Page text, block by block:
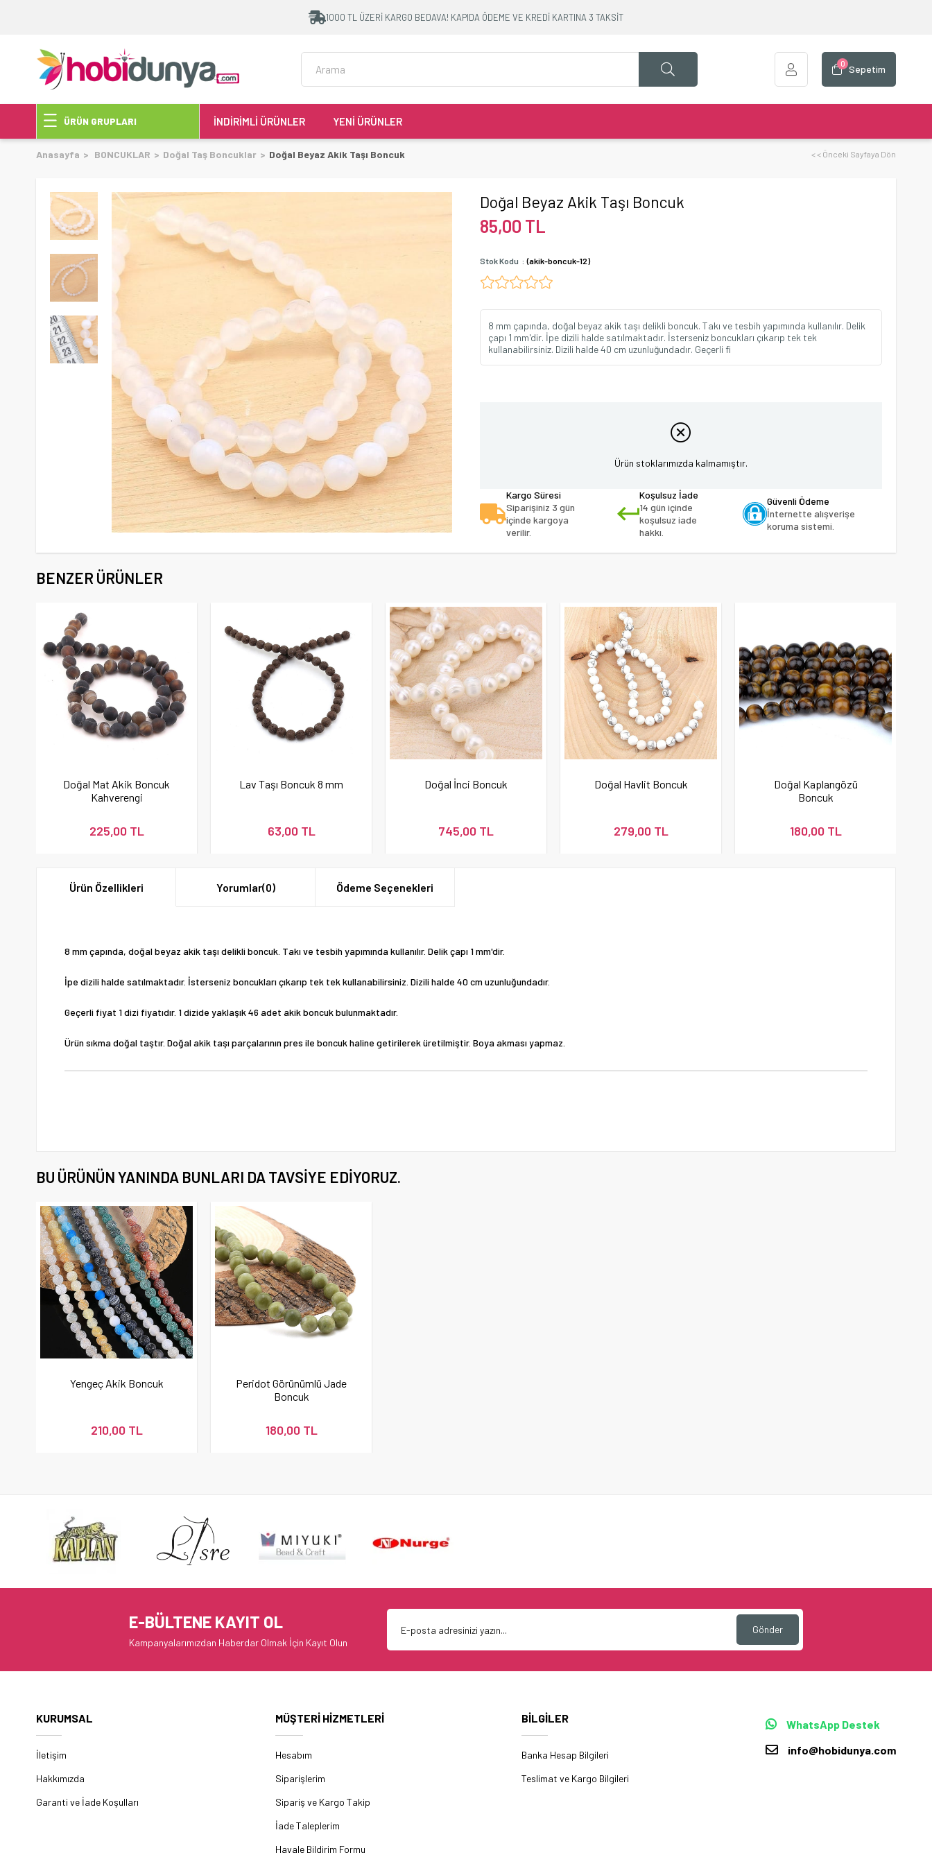
1000 TL ÜZERİ KARGO BEDAVA! KAPIDA ÖDEME VE KREDİ KARTINA 3 TAKSİT
Sepetim
0
ÜRÜN GRUPLARI İNDİRİMLİ ÜRÜNLER YENİ ÜRÜNLER
Anasayfa BONCUKLAR Doğal Taş Boncuklar Doğal Beyaz Akik Taşı Boncuk < < Önceki Sayfaya Dön
Doğal Beyaz Akik Taşı Boncuk
85,00 TL
Stok Kodu (akik-boncuk-12)
8 mm çapında, doğal beyaz akik taşı delikli boncuk. Takı ve tesbih yapımında kullanılır. Delik
çapı 1 mm'dir. İpe dizili halde satılmaktadır. İsterseniz boncukları çıkarıp tek tek
kullanabilirsiniz. Dizili halde 40 cm uzunluğundadır. Geçerli fi
Ürün stoklarımızda kalmamıştır.
Kargo Süresi
Siparişiniz 3 gün
içinde kargoya
verilir.
Koşulsuz İade
14 gün içinde
koşulsuz iade
hakkı.
Güvenli Ödeme
İnternette alışverişe
koruma sistemi.
BENZER ÜRÜNLER
Doğal Mat Akik Boncuk
Kahverengi
225,00 TL
Lav Taşı Boncuk 8 mm
63,00 TL
Doğal İnci Boncuk
745,00 TL
Doğal Havlit Boncuk
279,00 TL
Doğal Kaplangözü
Boncuk
180,00 TL
Ürün Özellikleri Yorumlar(0) Ödeme Seçenekleri
8 mm çapında, doğal beyaz akik taşı delikli boncuk. Takı ve tesbih yapımında kullanılır. Delik çapı 1 mm'dir.
İpe dizili halde satılmaktadır. İsterseniz boncukları çıkarıp tek tek kullanabilirsiniz. Dizili halde 40 cm uzunluğundadır.
Geçerli fiyat 1 dizi fiyatıdır. 1 dizide yaklaşık 46 adet akik boncuk bulunmaktadır.
Ürün sıkma doğal taştır. Doğal akik taşı parçalarının pres ile boncuk haline getirilerek üretilmiştir. Boya akması yapmaz.
BU ÜRÜNÜN YANINDA BUNLARI DA TAVSIYE EDIYORUZ.
Yengeç Akik Boncuk
210,00 TL
Peridot Görünümlü Jade
Boncuk
180,00 TL
E-BÜLTENE KAYIT OL
Kampanyalarımızdan Haberdar Olmak İçin Kayıt Olun
Gönder
KURUMSAL
İletişim
Hakkımızda
Garanti ve İade Koşulları
MÜŞTERİ HİZMETLERİ
Hesabım
Siparişlerim
Sipariş ve Kargo Takip
İade Taleplerim
Havale Bildirim Formu
BİLGİLER
Banka Hesap Bilgileri
Teslimat ve Kargo Bilgileri
WhatsApp Destek
info@hobidunya.com